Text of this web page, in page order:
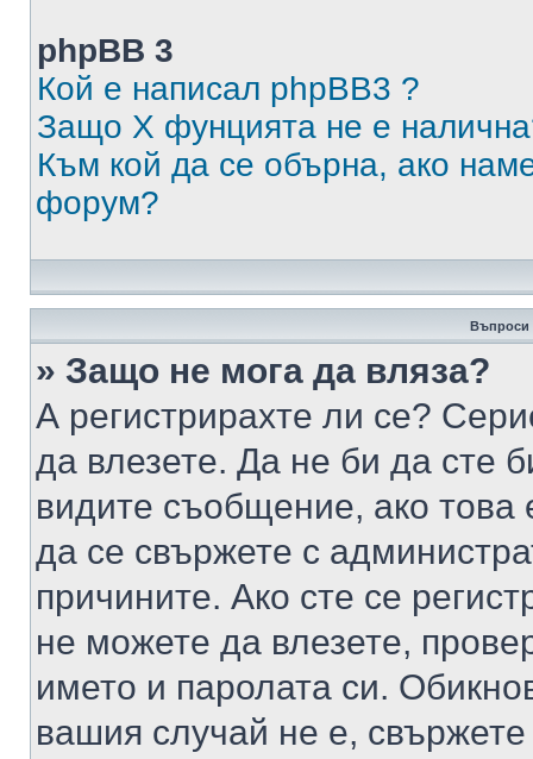
phpBB 3
Кой е написал phpBB3 ?
Защо X фунцията не е
Към кой да се обърна, ако
форум?
Въпроси
» Защо не мога да вляза?
А регистрирахте ли се?
да влезете. Да не би да сте
видите съобщение, ако това
да се свържете с
причините. Ако сте се
не можете да влезете,
името и паролата си.
вашия случай не е,